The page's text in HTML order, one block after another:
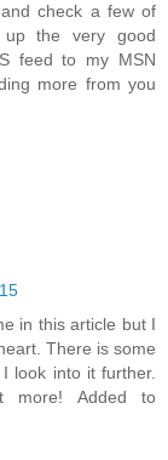
check a few of
the very good
feed to my MSN
more from you
in this article but I
There is some
look into it further.
more! Added to